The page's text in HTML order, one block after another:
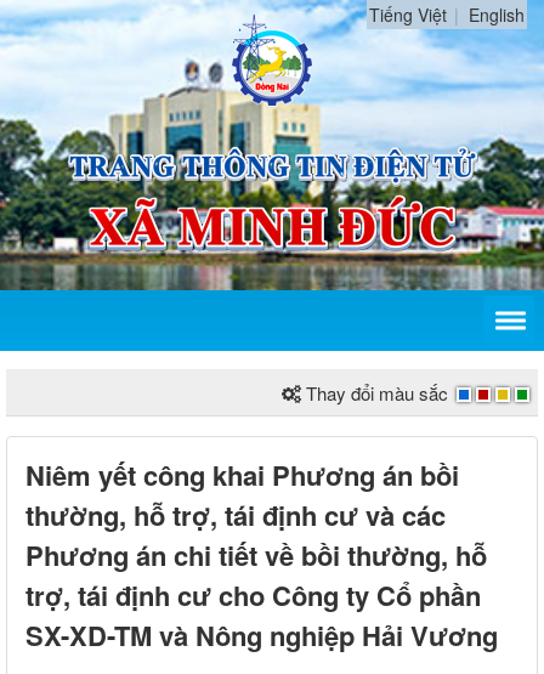
Tiếng Việt English
Thay đổi màu sắc
Niêm yết công khai Phương án bồi
thường, hỗ trợ, tái định cư và các
Phương án chi tiết về bồi thường, hỗ
trợ, tái định cư cho Công ty Cổ phần
SX-XD-TM và Nông nghiệp Hải Vương